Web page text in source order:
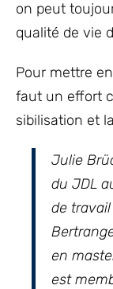
on peut
qualité de vie
Pour mettre
faut un effort
sibilisation et
Julie
du JDL
de travail
en
est